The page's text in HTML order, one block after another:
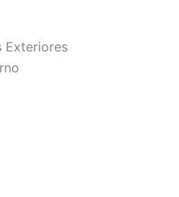
Exteriores